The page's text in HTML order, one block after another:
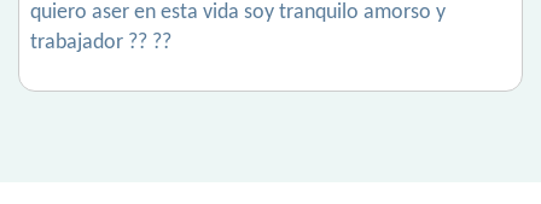
quiero aser en esta vida soy tranquilo amorso y
trabajador ?? ??